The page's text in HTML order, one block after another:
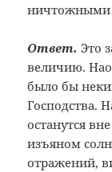
ничтожными
Ответ. Это
величию.
было бы
Господства.
останутся
изъяном
отражений,